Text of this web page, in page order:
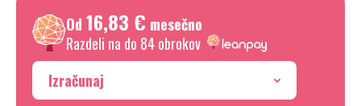
Od 16,83 € mesečno
Razdeli na do 84 obrokov
Izračunaj
količina